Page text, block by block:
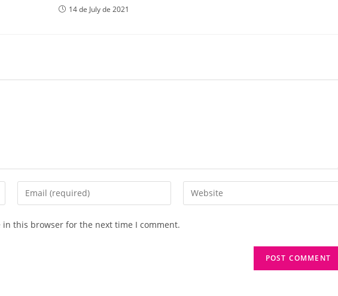
14 de July de 2021
Enter
your
Enter
your
in this browser for the next time I comment.